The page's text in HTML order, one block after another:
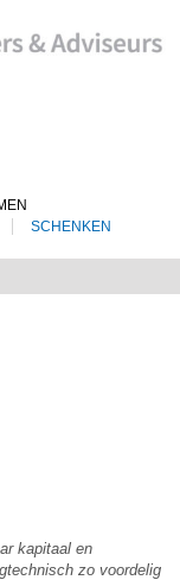
SCHENKEN
kapitaal en
zo voordelig